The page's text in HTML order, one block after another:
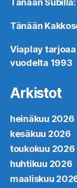
Tänään
Viaplay
vuodelta 1993
Arkistot
heinäkuu 2026
kesäkuu 2026
toukokuu 2026
huhtikuu 2026
maaliskuu